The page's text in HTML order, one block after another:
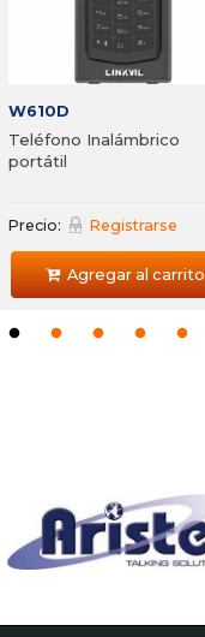
Agregar al carrito
W610D
Teléfono Inalámbrico
portátil
Precio: Registrarse
Agregar al carrito